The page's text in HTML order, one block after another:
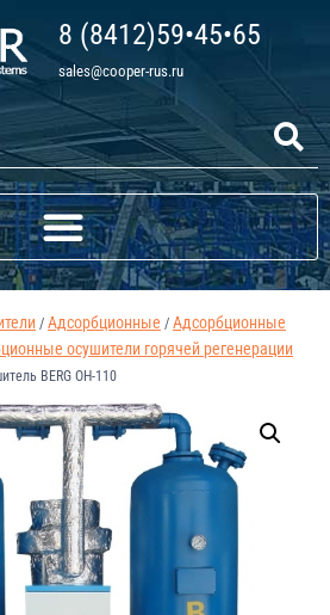
8 (8412)59•45•65
sales@cooper-rus.ru
/ Адсорбционные / Адсорбционные
осушители горячей регенерации
BERG ОH-110